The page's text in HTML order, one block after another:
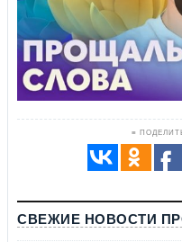
≡
СВЕЖИЕ НОВОСТИ